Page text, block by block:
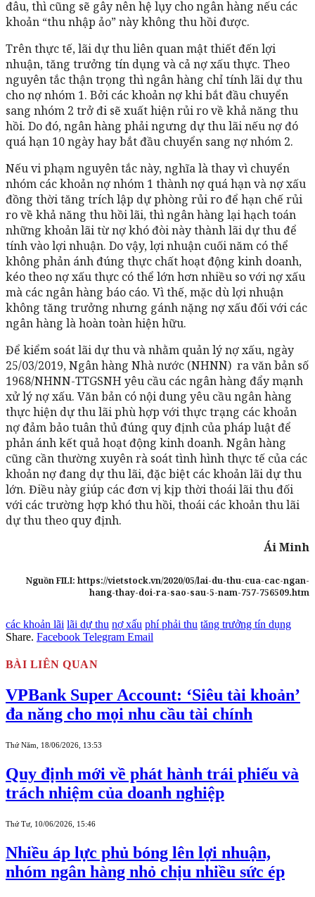
đâu, thì cũng sẽ gây nên hệ lụy cho ngân hàng nếu các
khoản “thu nhập ảo” này không thu hồi được.
Trên thực tế, lãi dự thu liên quan mật thiết đến lợi
nhuận, tăng trưởng tín dụng và cả nợ xấu thực. Theo
nguyên tắc thận trọng thì ngân hàng chỉ tính lãi dự thu
cho nợ nhóm 1. Bởi các khoản nợ khi bắt đầu chuyển
sang nhóm 2 trở đi sẽ xuất hiện rủi ro về khả năng thu
hồi. Do đó, ngân hàng phải ngưng dự thu lãi nếu nợ đó
quá hạn 10 ngày hay bắt đầu chuyển sang nợ nhóm 2.
Nếu vi phạm nguyên tắc này, nghĩa là thay vì chuyển
nhóm các khoản nợ nhóm 1 thành nợ quá hạn và nợ xấu
đồng thời tăng trích lập dự phòng rủi ro để hạn chế rủi
ro về khả năng thu hồi lãi, thì ngân hàng lại hạch toán
những khoản lãi từ nợ khó đòi này thành lãi dự thu để
tính vào lợi nhuận. Do vậy, lợi nhuận cuối năm có thể
không phản ánh đúng thực chất hoạt động kinh doanh,
kéo theo nợ xấu thực có thể lớn hơn nhiều so với nợ xấu
mà các ngân hàng báo cáo. Vì thế, mặc dù lợi nhuận
không tăng trưởng nhưng gánh nặng nợ xấu đối với các
ngân hàng là hoàn toàn hiện hữu.
Để kiểm soát lãi dự thu và nhằm quản lý nợ xấu, ngày
25/03/2019, Ngân hàng Nhà nước (NHNN) ra văn bản số
1968/NHNN-TTGSNH yêu cầu các ngân hàng đẩy mạnh
xử lý nợ xấu. Văn bản có nội dung yêu cầu ngân hàng
thực hiện dự thu lãi phù hợp với thực trạng các khoản
nợ đảm bảo tuân thủ đúng quy định của pháp luật để
phản ánh kết quả hoạt động kinh doanh. Ngân hàng
cũng cần thường xuyên rà soát tình hình thực tế của các
khoản nợ đang dự thu lãi, đặc biệt các khoản lãi dự thu
lớn. Điều này giúp các đơn vị kịp thời thoái lãi thu đối
với các trường hợp khó thu hồi, thoái các khoản thu lãi
dự thu theo quy định.
Ái Minh
Nguồn FILI: https://vietstock.vn/2020/05/lai-du-thu-cua-cac-ngan-
hang-thay-doi-ra-sao-sau-5-nam-757-756509.htm
các khoản lãi lãi dự thu nợ xấu phí phải thu tăng trưởng tín dụng
Share. Facebook Telegram Email
BÀI LIÊN QUAN
VPBank Super Account: ‘Siêu tài khoản’
đa năng cho mọi nhu cầu tài chính
Thứ Năm, 18/06/2026, 13:53
Quy định mới về phát hành trái phiếu và
trách nhiệm của doanh nghiệp
Thứ Tư, 10/06/2026, 15:46
Nhiều áp lực phủ bóng lên lợi nhuận,
nhóm ngân hàng nhỏ chịu nhiều sức ép